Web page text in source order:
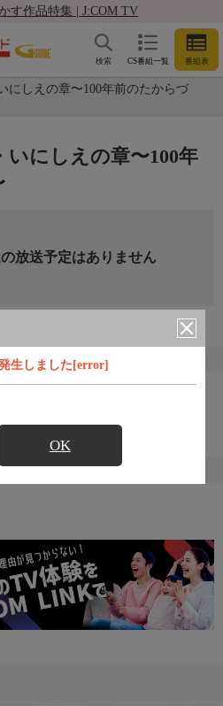
す作品特集 | J:COM TV
CS番組一覧 番組表
検索
にしえの章〜100年前のたからづ
生しました[error]
OK
にしえの章〜100年
放送予定はありません
組